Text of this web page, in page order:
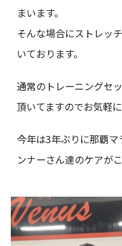
まいます。
そんな場合にストレッ
いております。
通常のトレーニングセ
頂いてますのでお気軽
今年は3年ぶりに那覇
ンナーさん達のケアが